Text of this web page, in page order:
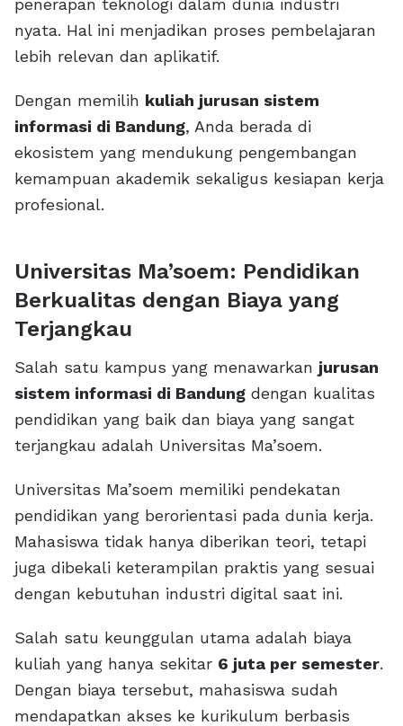
penerapan teknologi dalam dunia industri
nyata. Hal ini menjadikan proses pembelajaran
lebih relevan dan aplikatif.
Dengan memilih kuliah jurusan sistem
informasi di Bandung, Anda berada di
ekosistem yang mendukung pengembangan
kemampuan akademik sekaligus kesiapan kerja
profesional.
Universitas Ma’soem: Pendidikan
Berkualitas dengan Biaya yang
Terjangkau
Salah satu kampus yang menawarkan jurusan
sistem informasi di Bandung dengan kualitas
pendidikan yang baik dan biaya yang sangat
terjangkau adalah Universitas Ma’soem.
Universitas Ma’soem memiliki pendekatan
pendidikan yang berorientasi pada dunia kerja.
Mahasiswa tidak hanya diberikan teori, tetapi
juga dibekali keterampilan praktis yang sesuai
dengan kebutuhan industri digital saat ini.
Salah satu keunggulan utama adalah biaya
kuliah yang hanya sekitar 6 juta per semester.
Dengan biaya tersebut, mahasiswa sudah
mendapatkan akses ke kurikulum berbasis